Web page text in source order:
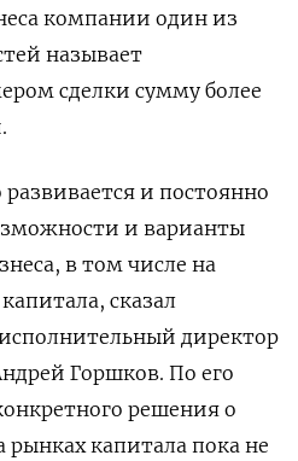
компании один из
называет
сделки сумму более
и постоянно
и варианты
в том числе на
сказал
директор
Горшков. По его
решения о
капитала пока не